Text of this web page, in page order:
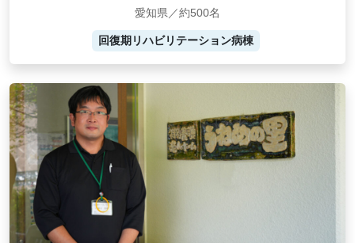
愛知県／約500名
回復期リハビリテーション病棟